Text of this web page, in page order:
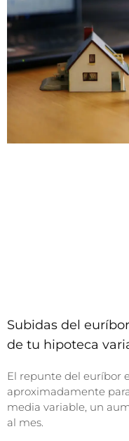
Subidas del
de tu hipoteca
El repunte del euríbor
aproximadamente
media variable, un
al mes.